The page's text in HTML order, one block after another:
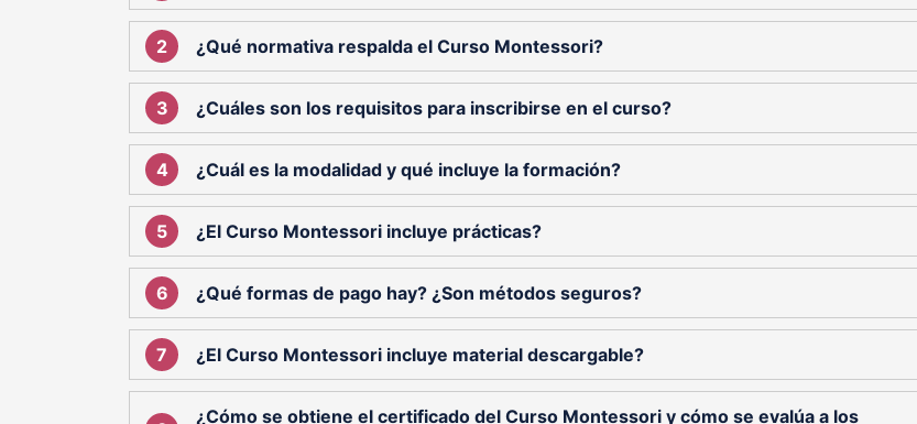
¿Qué normativa respalda el Curso Montessori?
¿Cuáles son los requisitos para inscribirse en el curso?
¿Cuál es la modalidad y qué incluye la formación?
¿El Curso Montessori incluye prácticas?
¿Qué formas de pago hay? ¿Son métodos seguros?
¿El Curso Montessori incluye material descargable?
¿Cómo se obtiene el certificado del Curso Montessori y cómo se evalúa a los